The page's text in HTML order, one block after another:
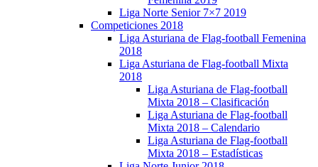
Liga Norte Senior 7×7 2019
Competiciones 2018
Liga Asturiana de Flag-football Femenina
2018
Liga Asturiana de Flag-football Mixta
2018
Liga Asturiana de Flag-football
Mixta 2018 – Clasificación
Liga Asturiana de Flag-football
Mixta 2018 – Calendario
Liga Asturiana de Flag-football
Mixta 2018 – Estadísticas